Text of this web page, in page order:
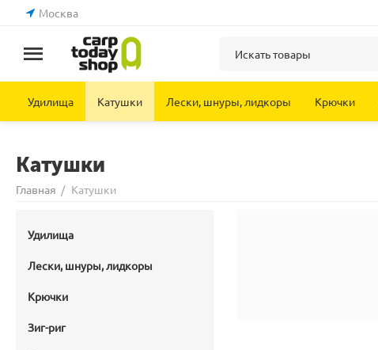
Москва
Удилища Катушки Лески, шнуры, лидкоры Крючки
Катушки
Главная / Катушки
Удилища
Лески, шнуры, лидкоры
Крючки
Зиг-риг